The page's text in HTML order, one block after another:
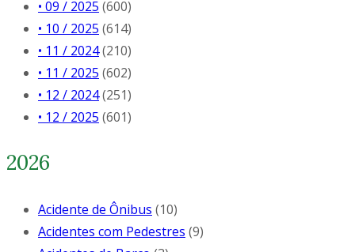
• 09 / 2025 (600)
• 10 / 2025 (614)
• 11 / 2024(210)
• 11 / 2025 (602)
• 12 / 2024(251)
• 12 / 2025 (601)
2026
Acidente de Ônibus (10)
Acidentes com Pedestres (9)